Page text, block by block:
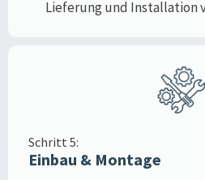
Lieferung und Installation
Schritt 5:
Einbau & Montage